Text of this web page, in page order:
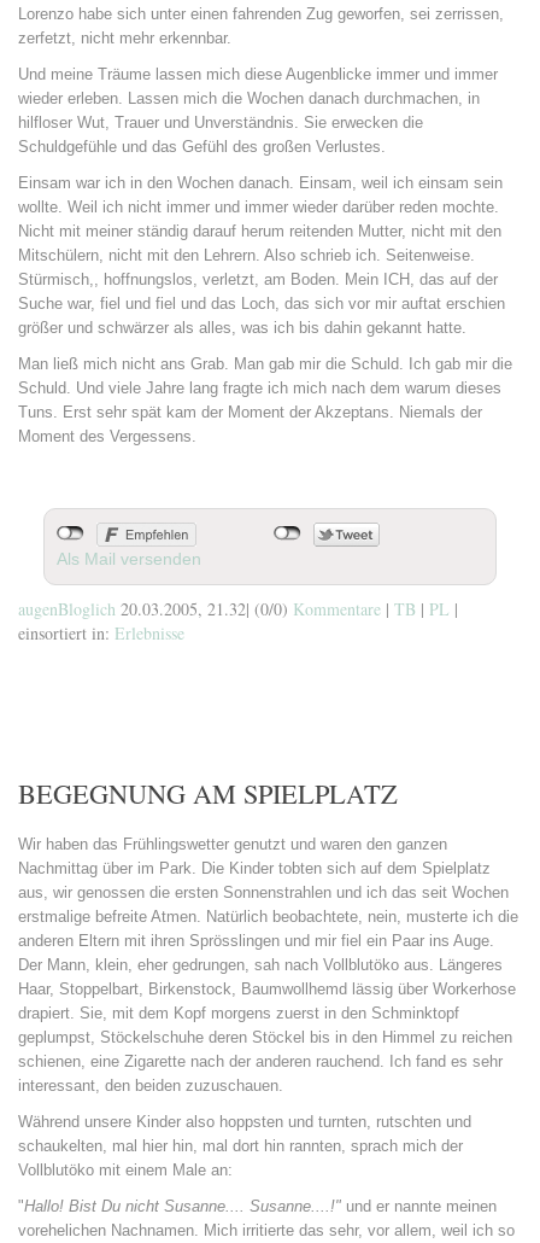
Lorenzo habe sich unter einen fahrenden Zug geworfen, sei zerrissen,
zerfetzt, nicht mehr erkennbar.
Und meine Träume lassen mich diese Augenblicke immer und immer
wieder erleben. Lassen mich die Wochen danach durchmachen, in
hilfloser Wut, Trauer und Unverständnis. Sie erwecken die
Schuldgefühle und das Gefühl des großen Verlustes.
Einsam war ich in den Wochen danach. Einsam, weil ich einsam sein
wollte. Weil ich nicht immer und immer wieder darüber reden mochte.
Nicht mit meiner ständig darauf herum reitenden Mutter, nicht mit den
Mitschülern, nicht mit den Lehrern. Also schrieb ich. Seitenweise.
Stürmisch,, hoffnungslos, verletzt, am Boden. Mein ICH, das auf der
Suche war, fiel und fiel und das Loch, das sich vor mir auftat erschien
größer und schwärzer als alles, was ich bis dahin gekannt hatte.
Man ließ mich nicht ans Grab. Man gab mir die Schuld. Ich gab mir die
Schuld. Und viele Jahre lang fragte ich mich nach dem warum dieses
Tuns. Erst sehr spät kam der Moment der Akzeptans. Niemals der
Moment des Vergessens.
Als Mail versenden
augenBloglich 20.03.2005, 21.32| (0/0) Kommentare | TB | PL |
einsortiert in: Erlebnisse
BEGEGNUNG AM SPIELPLATZ
Wir haben das Frühlingswetter genutzt und waren den ganzen
Nachmittag über im Park. Die Kinder tobten sich auf dem Spielplatz
aus, wir genossen die ersten Sonnenstrahlen und ich das seit Wochen
erstmalige befreite Atmen. Natürlich beobachtete, nein, musterte ich die
anderen Eltern mit ihren Sprösslingen und mir fiel ein Paar ins Auge.
Der Mann, klein, eher gedrungen, sah nach Vollblutöko aus. Längeres
Haar, Stoppelbart, Birkenstock, Baumwollhemd lässig über Workerhose
drapiert. Sie, mit dem Kopf morgens zuerst in den Schminktopf
geplumpst, Stöckelschuhe deren Stöckel bis in den Himmel zu reichen
schienen, eine Zigarette nach der anderen rauchend. Ich fand es sehr
interessant, den beiden zuzuschauen.
Während unsere Kinder also hoppsten und turnten, rutschten und
schaukelten, mal hier hin, mal dort hin rannten, sprach mich der
Vollblutöko mit einem Male an:
"Hallo! Bist Du nicht Susanne.... Susanne....!" und er nannte meinen
vorehelichen Nachnamen. Mich irritierte das sehr, vor allem, weil ich so